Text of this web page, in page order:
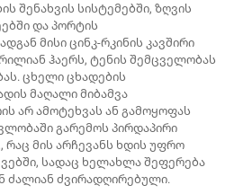
შენახვის სისტემებში, ზღვის
და პორტის
მისი ცინკ-რკინის კავშირი
ჰაერს, ტენის შემცველობას
ცხელი ცხადების
მაღალი მიბამვა
არ ამოტეხვას ან გამოყოფას
გარემოს პირდაპირი
რაც მის არჩევანს ხდის უფრო
სადაც ხელახლა შეფერება
ძალიან ძვირადღირებული.